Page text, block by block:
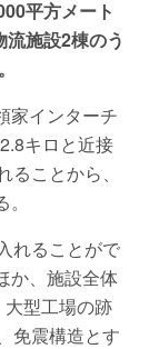
平方メート
施設2棟のう
家インターチ
キロと近接
ことから、
れることがで
か、施設全体
型工場の跡
免震構造とす